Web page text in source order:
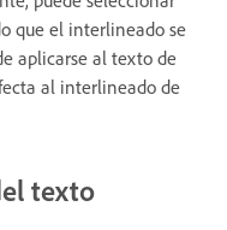
que el interlineado se
aplicarse al texto de
al interlineado de
texto